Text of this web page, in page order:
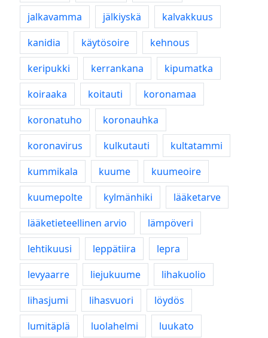
jalkavamma jälkiyskä
kalvakkuus
kanidia
käytösoire
kehnous
keripukki
kerrankana
kipumatka
koiraaka
koitauti
koronamaa
koronatuho
koronauhka
koronavirus
kulkutauti
kultatammi
kummikala
kuume
kuumeoire
kuumepolte
kylmänhiki
lääketarve
lääketieteellinen arvio
lämpöveri
lehtikuusi
leppätiira
lepra
levyaarre
liejukuume
lihakuolio
lihasjumi
lihasvuori
löydös
lumitäplä
luolahelmi
luukato